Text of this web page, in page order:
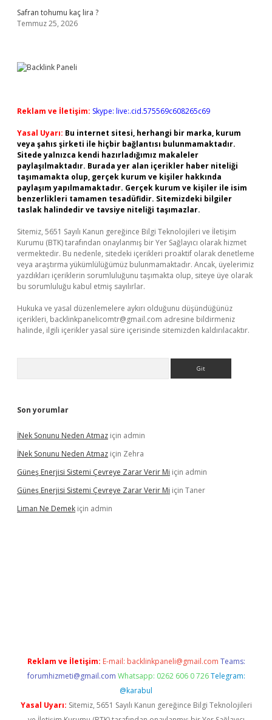
Safran tohumu kaç lira ?
Temmuz 25, 2026
Reklam ve İletişim: Skype: live:.cid.575569c608265c69
Yasal Uyarı: Bu internet sitesi, herhangi bir marka, kurum
veya şahıs şirketi ile hiçbir bağlantısı bulunmamaktadır.
Sitede yalnızca kendi hazırladığımız makaleler
paylaşılmaktadır. Burada yer alan içerikler haber niteliği
taşımamakta olup, gerçek kurum ve kişiler hakkında
paylaşım yapılmamaktadır. Gerçek kurum ve kişiler ile isim
benzerlikleri tamamen tesadüfidir. Sitemizdeki bilgiler
taslak halindedir ve tavsiye niteliği taşımazlar.
Sitemiz, 5651 Sayılı Kanun gereğince Bilgi Teknolojileri ve İletişim
Kurumu (BTK) tarafından onaylanmış bir Yer Sağlayıcı olarak hizmet
vermektedir. Bu nedenle, sitedeki içerikleri proaktif olarak denetleme
veya araştırma yükümlülüğümüz bulunmamaktadır. Ancak, üyelerimiz
yazdıkları içeriklerin sorumluluğunu taşımakta olup, siteye üye olarak
bu sorumluluğu kabul etmiş sayılırlar.
Hukuka ve yasal düzenlemelere aykırı olduğunu düşündüğünüz
içerikleri, backlinkpanelicomtr@gmail.com adresine bildirmeniz
halinde, ilgili içerikler yasal süre içerisinde sitemizden kaldırılacaktır.
Son yorumlar
İNek Sonunu Neden Atmaz için admin
İNek Sonunu Neden Atmaz için Zehra
Güneş Enerjisi Sistemi Çevreye Zarar Verir Mi için admin
Güneş Enerjisi Sistemi Çevreye Zarar Verir Mi için Taner
Liman Ne Demek için admin
Reklam ve İletişim: E-mail: backlinkpaneli@gmail.com Teams:
forumhizmeti@gmail.com Whatsapp: 0262 606 0 726 Telegram:
@karabul
Yasal Uyarı: Sitemiz, 5651 Sayılı Kanun gereğince Bilgi Teknolojileri